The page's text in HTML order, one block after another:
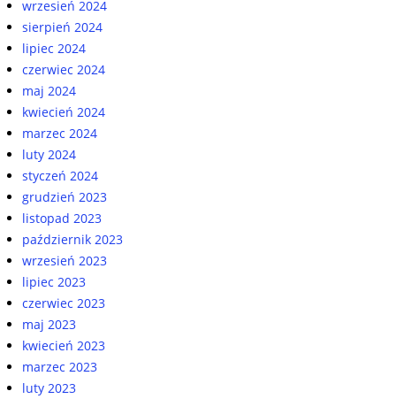
wrzesień 2024
sierpień 2024
lipiec 2024
czerwiec 2024
maj 2024
kwiecień 2024
marzec 2024
luty 2024
styczeń 2024
grudzień 2023
listopad 2023
październik 2023
wrzesień 2023
lipiec 2023
czerwiec 2023
maj 2023
kwiecień 2023
marzec 2023
luty 2023